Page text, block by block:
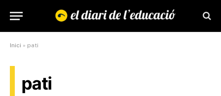
Inici » pati
pati